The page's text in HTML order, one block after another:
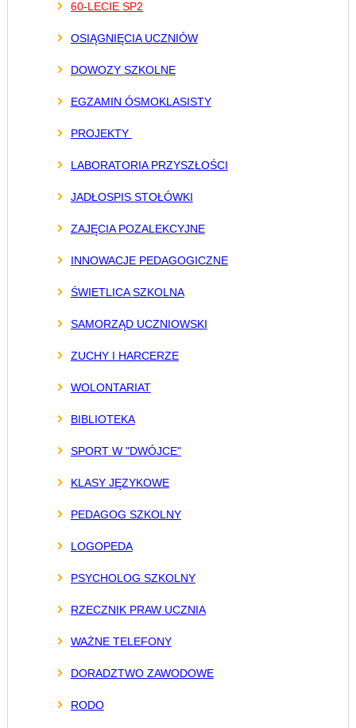
60-LECIE SP2
OSIĄGNIĘCIA UCZNIÓW
DOWOZY SZKOLNE
EGZAMIN ÓSMOKLASISTY
PROJEKTY
LABORATORIA PRZYSZŁOŚCI
JADŁOSPIS STOŁÓWKI
ZAJĘCIA POZALEKCYJNE
INNOWACJE PEDAGOGICZNE
ŚWIETLICA SZKOLNA
SAMORZĄD UCZNIOWSKI
ZUCHY I HARCERZE
WOLONTARIAT
BIBLIOTEKA
SPORT W "DWÓJCE"
KLASY JĘZYKOWE
PEDAGOG SZKOLNY
LOGOPEDA
PSYCHOLOG SZKOLNY
RZECZNIK PRAW UCZNIA
WAŻNE TELEFONY
DORADZTWO ZAWODOWE
RODO